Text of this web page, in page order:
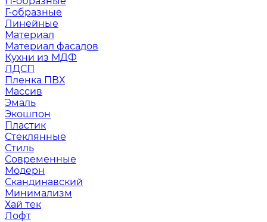
Г-образные
Линейные
Материал
Материал фасадов
Кухни из МДФ
ЛДСП
Пленка ПВХ
Массив
Эмаль
Экошпон
Пластик
Стеклянные
Стиль
Современные
Модерн
Скандинавский
Минимализм
Хай тек
Лофт